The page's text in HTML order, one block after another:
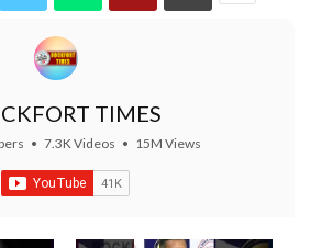
TIMES
• 7.3K Videos • 15M Views